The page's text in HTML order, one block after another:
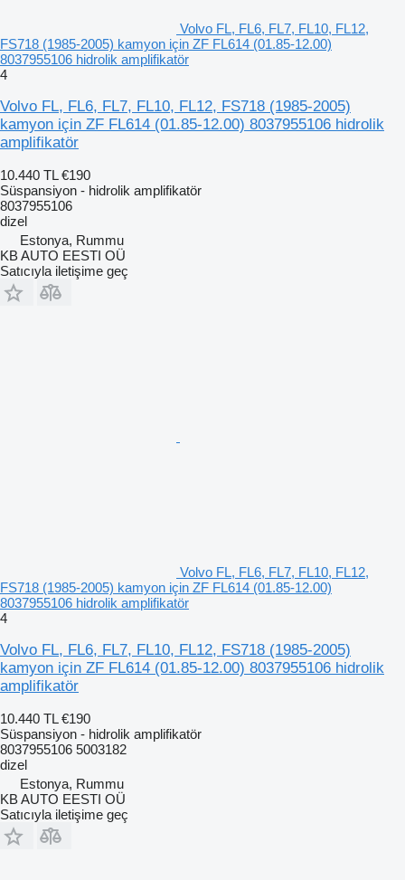
Volvo FL, FL6, FL7, FL10, FL12,
FS718 (1985-2005) kamyon için ZF FL614 (01.85-12.00)
8037955106 hidrolik amplifikatör
4
Volvo FL, FL6, FL7, FL10, FL12, FS718 (1985-2005)
kamyon için ZF FL614 (01.85-12.00) 8037955106 hidrolik
amplifikatör
10.440 TL €190
Süspansiyon - hidrolik amplifikatör
8037955106
dizel
Estonya, Rummu
KB AUTO EESTI OÜ
Satıcıyla iletişime geç
Volvo FL, FL6, FL7, FL10, FL12,
FS718 (1985-2005) kamyon için ZF FL614 (01.85-12.00)
8037955106 hidrolik amplifikatör
4
Volvo FL, FL6, FL7, FL10, FL12, FS718 (1985-2005)
kamyon için ZF FL614 (01.85-12.00) 8037955106 hidrolik
amplifikatör
10.440 TL €190
Süspansiyon - hidrolik amplifikatör
8037955106 5003182
dizel
Estonya, Rummu
KB AUTO EESTI OÜ
Satıcıyla iletişime geç